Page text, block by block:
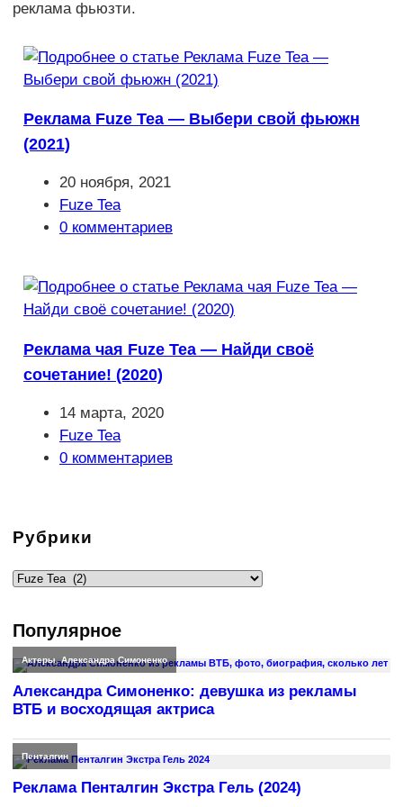
реклама фьюзти.
Реклама Fuze Tea — Выбери свой фьюжн
(2021)
Запись
опубликована:
20 ноября, 2021
Рубрика
записи:
Fuze Tea
Комментарии
0 комментариев
Реклама чая Fuze Tea — Найди своё
сочетание! (2020)
Запись
опубликована:
14 марта, 2020
Рубрика
записи:
Fuze Tea
Комментарии
0 комментариев
Рубрики
Рубрики
Популярное
Актеры,Александра Симоненко
Александра Симоненко: девушка из рекламы
ВТБ и восходящая актриса
Пенталгин
Реклама Пенталгин Экстра Гель (2024)